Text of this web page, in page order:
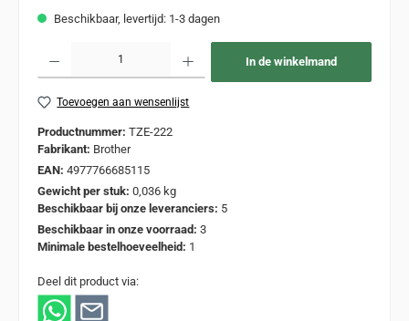
Beschikbaar, levertijd: 1-3 dagen
In de winkelmand
Toevoegen aan wensenlijst
Productnummer: TZE-222
Fabrikant: Brother
EAN: 4977766685115
Gewicht per stuk: 0,036 kg
Beschikbaar bij onze leveranciers: 5
Beschikbaar in onze voorraad: 3
Minimale bestelhoeveelheid: 1
Deel dit product via: